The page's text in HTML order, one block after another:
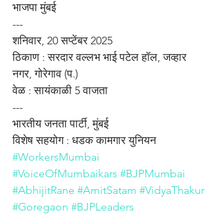
भाजपा मुंबई
---
शनिवार, 20 सप्टेंबर 2025
ठिकाण : सरदार वल्लभ भाई पटेल हॉल, जव्हार
नगर, गोरेगाव (प.)
वेळ : सायंकाळी 5 वाजता
---
भारतीय जनता पार्टी, मुंबई
विशेष सहयोग : धडक कामगार युनियन
#WorkersMumbai
#VoiceOfMumbaikars #BJPMumbai
#AbhijitRane #AmitSatam #VidyaThakur
#Goregaon #BJPLeaders